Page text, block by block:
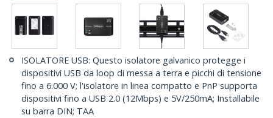
ISOLATORE USB: Questo isolatore galvanico protegge i
dispositivi USB da loop di messa a terra e picchi di tensione
fino a 6.000 V; l'isolatore in linea compatto e PnP supporta
dispositivi fino a USB 2.0 (12Mbps) e 5V/250mA; Installabile
su barra DIN; TAA